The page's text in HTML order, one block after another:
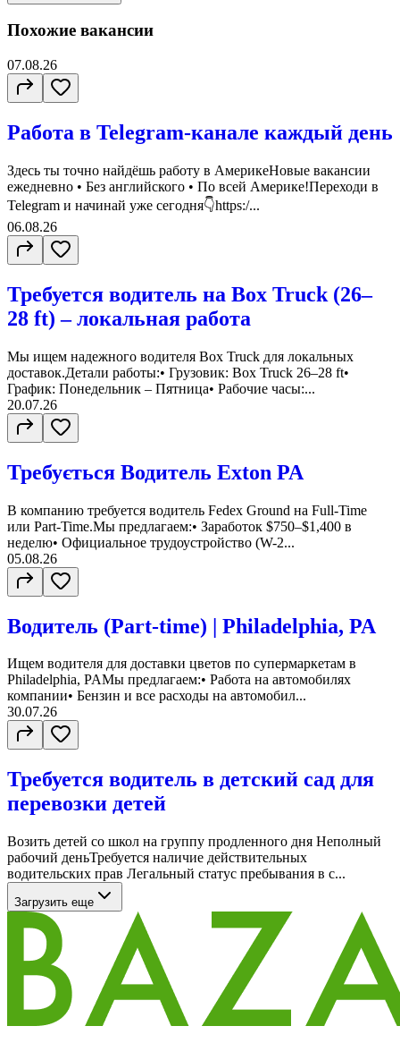
Похожие вакансии
07.08.26
Работа в Telegram-канале каждый день
Здесь ты точно найдёшь работу в АмерикеНовые вакансии
ежедневно • Без английского • По всей Америке!Переходи в
Telegram и начинай уже сегодня👇https:/...
06.08.26
Требуется водитель на Box Truck (26–
28 ft) – локальная работа
Мы ищем надежного водителя Box Truck для локальных
доставок.Детали работы:• Грузовик: Box Truck 26–28 ft•
График: Понедельник – Пятница• Рабочие часы:...
20.07.26
Требується Водитель Exton PA
В компанию требуется водитель Fedex Ground на Full-Time
или Part-Time.Мы предлагаем:• Заработок $750–$1,400 в
неделю• Официальное трудоустройство (W-2...
05.08.26
Водитель (Part-time) | Philadelphia, PA
Ищем водителя для доставки цветов по супермаркетам в
Philadelphia, PAМы предлагаем:• Работа на автомобилях
компании• Бензин и все расходы на автомобил...
30.07.26
Требуется водитель в детский сад для
перевозки детей
Возить детей со школ на группу продленного дня Неполный
рабочий деньТребуется наличие действительных
водительских прав Легальный статус пребывания в с...
Загрузить еще